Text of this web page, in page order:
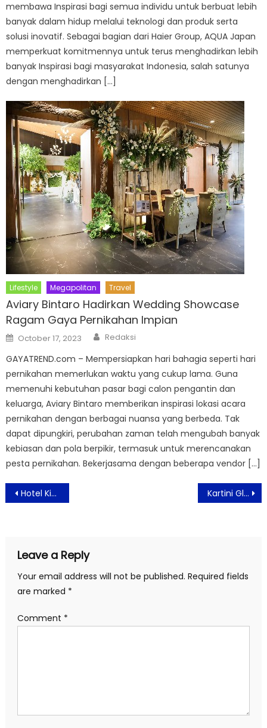
membawa Inspirasi bagi semua individu untuk berbuat lebih
banyak dalam hidup melalui teknologi dan produk serta
solusi inovatif. Sebagai bagian dari Haier Group, AQUA Japan
memperkuat komitmennya untuk terus menghadirkan lebih
banyak Inspirasi bagi masyarakat Indonesia, salah satunya
dengan menghadirkan […]
Lifestyle Megapolitan Travel
Aviary Bintaro Hadirkan Wedding Showcase
Ragam Gaya Pernikahan Impian
Posted
on
October 17, 2023 Author
Redaksi
GAYATREND.com – Mempersiapkan hari bahagia seperti hari
pernikahan memerlukan waktu yang cukup lama. Guna
memenuhi kebutuhan pasar bagi calon pengantin dan
keluarga, Aviary Bintaro memberikan inspirasi lokasi acara
pernikahan dengan berbagai nuansa yang berbeda. Tak
dapat dipungkiri, perubahan zaman telah mengubah banyak
kebiasan dan pola berpikir, termasuk untuk merencanakan
pesta pernikahan. Bekerjasama dengan beberapa vendor […]
Post
navigation
Hotel Kimaya Slipi Jakarta Tawarkan Paket Staycation “Suite Escape Holiday Mode On” Kartini Glow Up 2026: Dorong Gaya Hidup Sehat Perempuan Melalui Fitness dan Wellness
Leave a Reply
Your email address will not be published. Required fields
are marked *
Comment *